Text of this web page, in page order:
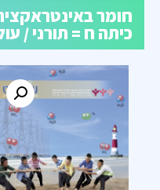
חומר
כיתה ח = תורני /